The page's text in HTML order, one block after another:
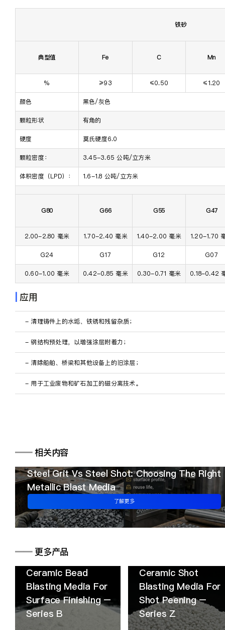
铁砂
典型值 Fe C Mn
% ≥93 ≤0.50 ≤1.20
颜色 黑色/灰色
颗粒形状 有角的
硬度 莫氏硬度6.0
颗粒密度： 3.45-3.65 公吨/立方米
体积密度（LPD）： 1.6-1.8 公吨/立方米
G80 G66 G55 G47
2.00-2.80 毫米 1.70-2.40 毫米 1.40-2.00 毫米 1.20-1.70
G24 G17 G12 G07
0.60-1.00 毫米 0.42-0.85 毫米 0.30-0.71 毫米 0.18-0.42
|应用
- 清理铸件上的水垢、铁锈和残留杂质；
- 钢结构预处理，以增强涂层附着力；
- 清除船舶、桥梁和其他设备上的旧涂层；
- 用于工业废物和矿石加工的磁分离技术。
━━相关内容
Steel Grit Vs Steel Shot: Choosing The Right
Metallic Blast Media
了解更多
━━更多产品
Ceramic Bead
Blasting Media For
Surface Finishing –
Series B
Ceramic Shot
Blasting Media For
Shot Peening –
Series Z